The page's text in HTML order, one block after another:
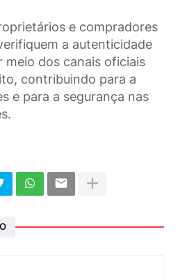
e compradores
a autenticidade
dos canais oficiais
contribuindo para a
e para a segurança nas